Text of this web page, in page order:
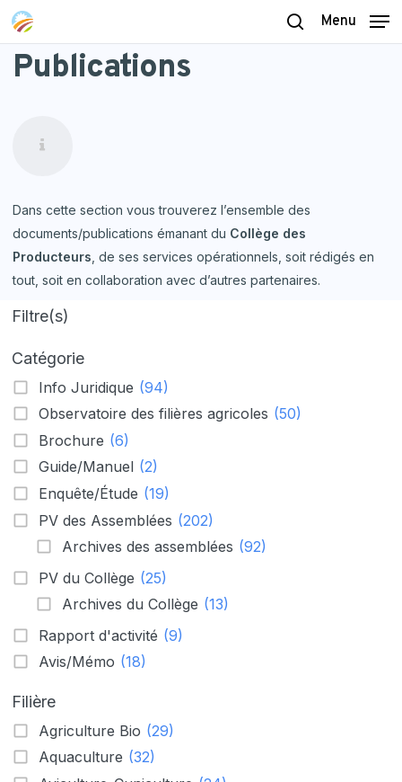
Skip
main
content
search
Menu
Publications
Dans cette section vous trouverez l’ensemble des
documents/publications émanant du Collège des
Producteurs , de ses services opérationnels, soit rédigés en
tout, soit en collaboration avec d’autres partenaires.
Filtre(s)
Catégorie
Info Juridique (94)
Observatoire des filières agricoles (50)
Brochure (6)
Guide/Manuel (2)
Enquête/Étude (19)
PV des Assemblées (202)
Archives des assemblées (92)
PV du Collège (25)
Archives du Collège (13)
Rapport d'activité (9)
Avis/Mémo (18)
Filière
Agriculture Bio (29)
Aquaculture (32)